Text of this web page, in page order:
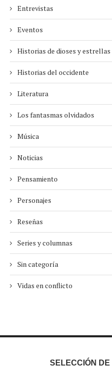
Entrevistas
Eventos
Historias de dioses y estrellas
Historias del occidente
Literatura
Los fantasmas olvidados
Música
Noticias
Pensamiento
Personajes
Reseñas
Series y columnas
Sin categoría
Vidas en conflicto
SELECCIÓN